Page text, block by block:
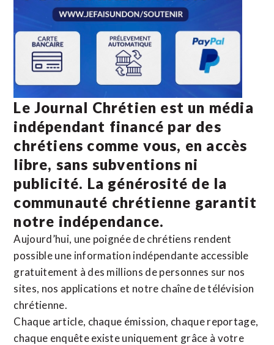
Le Journal Chrétien est un média
indépendant financé par des
chrétiens comme vous, en accès
libre, sans subventions ni
publicité. La générosité de la
communauté chrétienne garantit
notre indépendance.
Aujourd’hui, une poignée de chrétiens rendent
possible une information indépendante accessible
gratuitement à des millions de personnes sur nos
sites, nos applications et notre chaîne de télévision
chrétienne.
Chaque article, chaque émission, chaque reportage,
chaque enquête existe uniquement grâce à votre